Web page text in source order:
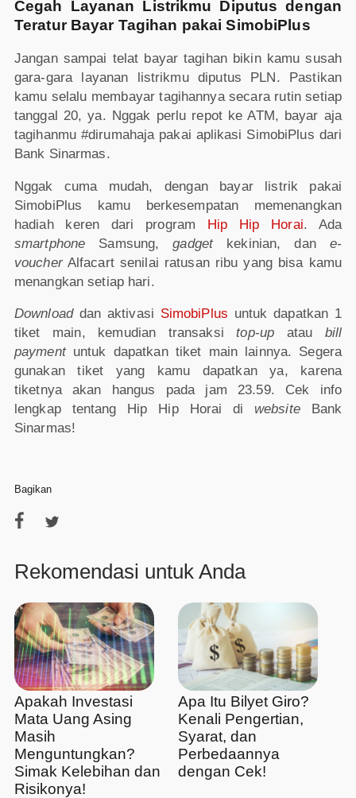
Cegah Layanan Listrikmu Diputus dengan
Teratur Bayar Tagihan pakai SimobiPlus
Jangan sampai telat bayar tagihan bikin kamu susah
gara-gara layanan listrikmu diputus PLN. Pastikan
kamu selalu membayar tagihannya secara rutin setiap
tanggal 20, ya. Nggak perlu repot ke ATM, bayar aja
tagihanmu #dirumahaja pakai aplikasi SimobiPlus dari
Bank Sinarmas.
Nggak cuma mudah, dengan bayar listrik pakai
SimobiPlus kamu berkesempatan memenangkan
hadiah keren dari program Hip Hip Horai. Ada
smartphone Samsung,gadgetkekinian, dan e-
voucherAlfacart senilai ratusan ribu yang bisa kamu
menangkan setiap hari.
Downloaddan aktivasi SimobiPlus untuk dapatkan 1
tiket main, kemudian transaksitop-up atau bill
paymentuntuk dapatkan tiket main lainnya. Segera
gunakan tiket yang kamu dapatkan ya, karena
tiketnya akan hangus pada jam 23.59. Cek info
lengkap tentang Hip Hip Horai di websiteBank
Sinarmas!
Bagikan
Rekomendasi untuk Anda
Apakah Investasi
Mata Uang Asing
Masih
Menguntungkan?
Simak Kelebihan dan
Risikonya!
Apa Itu Bilyet Giro?
Kenali Pengertian,
Syarat, dan
Perbedaannya
dengan Cek!